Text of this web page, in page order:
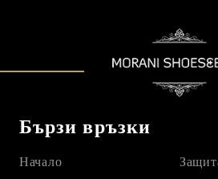
Бързи връзки
Начало